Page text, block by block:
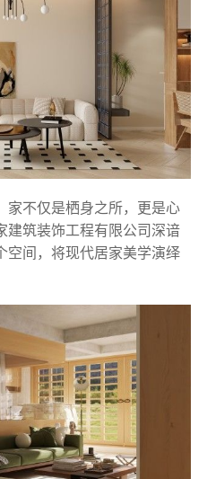
家不仅是栖身之所，更是心
建筑装饰工程有限公司深谙
空间，将现代居家美学演绎